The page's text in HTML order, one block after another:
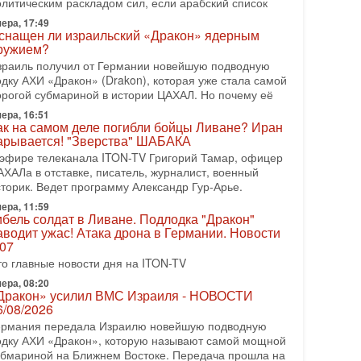
2026, 08:42
отменил удар по Ирану - НОВОСТИ
08/2026
США Дональд Трамп сегодня заявил об
подготовленного удара по Ирану после
Тегерана и других стран региона. По его
2026, 17:50
голос» Израиля: кто заберет его на этот
русскоязычных репатриантов не раз кардинально
политический ландшафт Израиля. Достаточно
взлет партии «Исраэль ба-алия», когда
2026, 17:00
закрытых дверей: о чём на самом деле
Трамп и Нетаньяху?
визит премьер-министра Израиля Биньямина
в США и его встреча с Дональдом Трампом
больше вопросов, чем ответов. Полная
07-2026, 15:18
готовит покушение на Нетаниягу! Трамп не
эскалации, но КСИР готовит взрыв!
телеканала ITON-TV СЕРГЕЙ МИГДАЛЬ,
17:49
ли израильский «Дракон» ядерным
получил от Германии новейшую подводную
АХИ «Дракон» (Drakon), которая уже стала самой
субмариной в истории ЦАХАЛ. Но почему её
16:51
на самом деле погибли бойцы Ливане? Иран
"Зверства" ШАБАКА
телеканала ITON-TV Григорий Тамар, офицер
в отставке, писатель, журналист, военный
Ведет программу Александр Гур-Арье.
11:59
солдат в Ливане. Подлодка "Дракон"
ужас! Атака дрона в Германии. Новости
главные новости дня на ITON-TV
08:20
усилил ВМС Израиля - НОВОСТИ
08/2026
передала Израилю новейшую подводную
АХИ «Дракон», которую называют самой мощной
на Ближнем Востоке. Передача прошла на